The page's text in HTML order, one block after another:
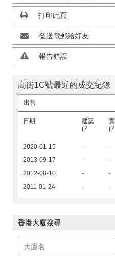
打印此頁
發送電郵給好友
報告錯誤
高街1C號最近的成交紀錄
出售
日期
建築
ft2
ft2
2020-01-15 - -
2013-09-17
- -
2012-08-10
- -
2011-01-24
- -
香港大廈搜尋